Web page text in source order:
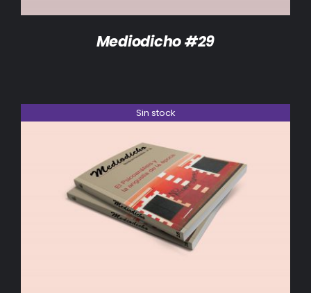
Mediodicho #29
Sin stock
DETALLES